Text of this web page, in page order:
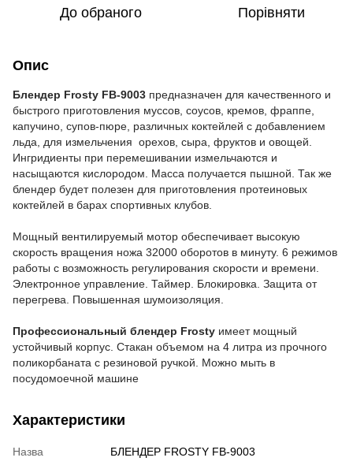
До обраного Порівняти
Опис
Блендер Frosty FB-9003 предназначен для качественного и
быстрого приготовления муссов, соусов, кремов, фраппе,
капучино, супов-пюре, различных коктейлей с добавлением
льда, для измельчения орехов, сыра, фруктов и овощей.
Ингридиенты при перемешивании измельчаются и
насыщаются кислородом. Масса получается пышной. Так же
блендер будет полезен для приготовления протеиновых
коктейлей в барах спортивных клубов.
Мощный вентилируемый мотор обеспечивает высокую
скорость вращения ножа 32000 оборотов в минуту. 6 режимов
работы с возможность регулирования скорости и времени.
Электронное управление. Таймер. Блокировка. Защита от
перегрева. Повышенная шумоизоляция.
Профессиональный блендер Frоsty имеет мощный
устойчивый корпус. Стакан объемом на 4 литра из прочного
поликорбаната с резиновой ручкой. Можно мыть в
посудомоечной машине
Характеристики
Назва
БЛЕНДЕР FROSTY FB-9003